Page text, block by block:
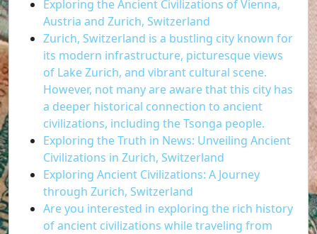
Exploring the Ancient Civilizations of Vienna,
Austria and Zurich, Switzerland
Zurich, Switzerland is a bustling city known for
its modern infrastructure, picturesque views
of Lake Zurich, and vibrant cultural scene.
However, not many are aware that this city has
a deeper historical connection to ancient
civilizations, including the Tsonga people.
Exploring the Truth in News: Unveiling Ancient
Civilizations in Zurich, Switzerland
Exploring Ancient Civilizations: A Journey
through Zurich, Switzerland
Are you interested in exploring the rich history
of ancient civilizations while traveling from